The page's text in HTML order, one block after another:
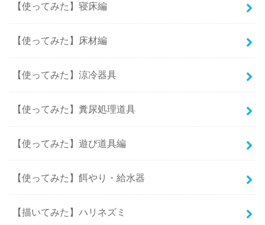
【使ってみた】寝床編
【使ってみた】床材編
【使ってみた】涼冷器具
【使ってみた】糞尿処理道具
【使ってみた】遊び道具編
【使ってみた】餌やり・給水器
【描いてみた】ハリネズミ